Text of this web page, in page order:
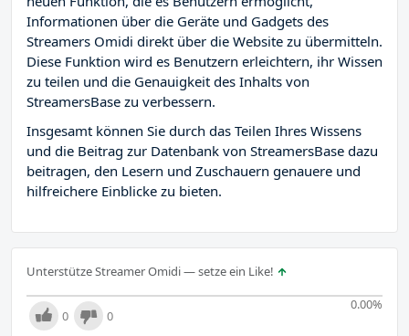
Informationen über die Geräte und Gadgets des
Streamers Omidi direkt über die Website zu übermitteln.
Diese Funktion wird es Benutzern erleichtern, ihr Wissen
zu teilen und die Genauigkeit des Inhalts von
StreamersBase zu verbessern.
Insgesamt können Sie durch das Teilen Ihres Wissens
und die Beitrag zur Datenbank von StreamersBase dazu
beitragen, den Lesern und Zuschauern genauere und
hilfreichere Einblicke zu bieten.
Unterstütze Streamer Omidi — setze ein Like!
0.00%
0 0